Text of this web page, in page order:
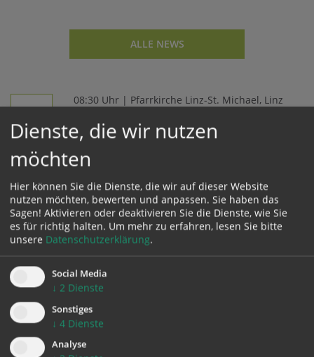
ALLE NEWS
06.08.
08:30 Uhr | Pfarrkirche Linz-St. Michael, Linz
(entfällt)
SO.
09.08.
Gottesdienst
(Wort-Gottes-Feier)
09.08.
11:30 Uhr | Pfarrkirche Linz-St. Michael, Linz
Gottesdienst
13.08.
08:30 Uhr | Pfarrkirche Linz-St. Michael, Linz
Dienste, die wir nutzen
möchten
Hier können Sie die Dienste, die wir auf dieser Website
nutzen möchten, bewerten und anpassen. Sie haben das
Sagen! Aktivieren oder deaktivieren Sie die Dienste, wie Sie
es für richtig halten. Um mehr zu erfahren, lesen Sie bitte
unsere Datenschutzerklärung.
Social Media
↓ 2 Dienste
Sonstiges
↓ 4 Dienste
Analyse